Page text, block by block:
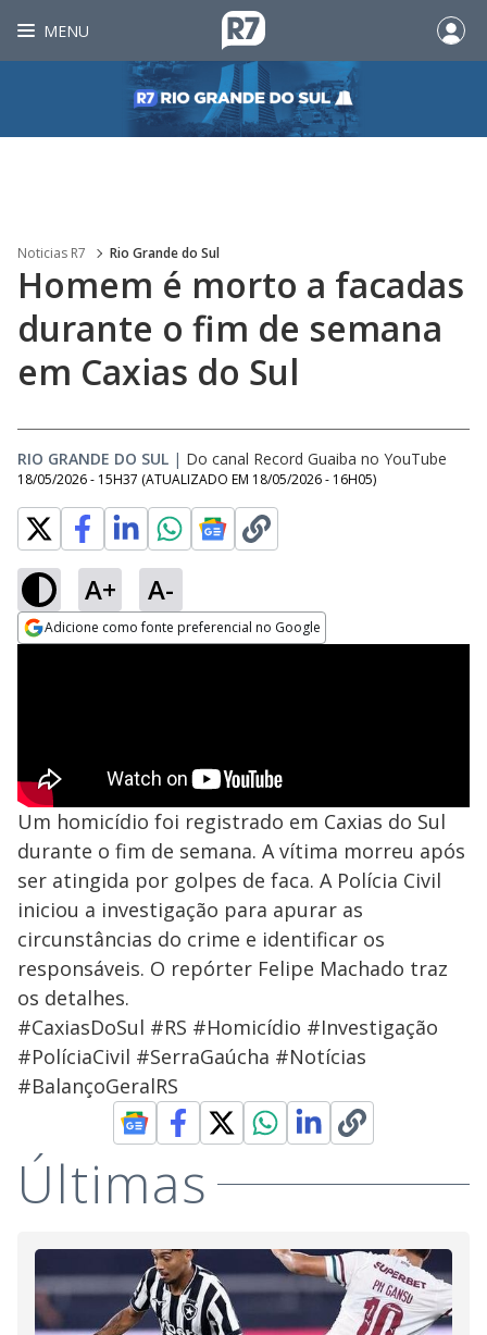
MENU
Noticias R7 Rio Grande do Sul
Homem é morto a facadas
durante o fim de semana
em Caxias do Sul
RIO GRANDE DO SUL | Do canal Record Guaiba no YouTube
18/05/2026 - 15H37 (ATUALIZADO EM 18/05/2026 - 16H05)
A+ A-
Adicione como fonte preferencial no Google
Um homicídio foi registrado em Caxias do Sul
durante o fim de semana. A vítima morreu após
ser atingida por golpes de faca. A Polícia Civil
iniciou a investigação para apurar as
circunstâncias do crime e identificar os
responsáveis. O repórter Felipe Machado traz
os detalhes.
#CaxiasDoSul #RS #Homicídio #Investigação
#PolíciaCivil #SerraGaúcha #Notícias
#BalançoGeralRS
Últimas